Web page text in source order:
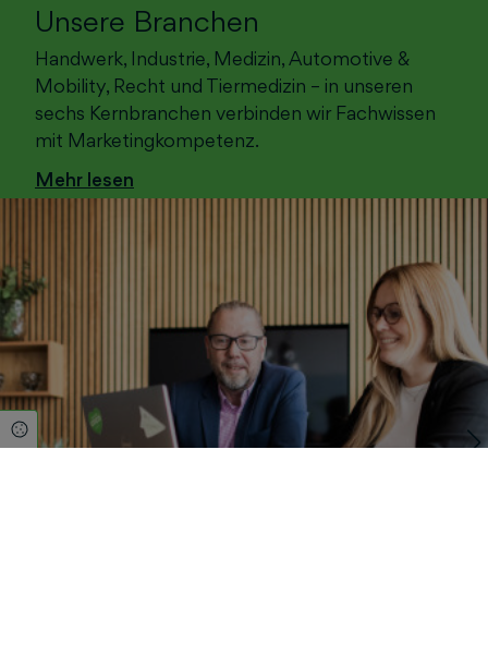
Unsere Branchen
Handwerk, Industrie, Medizin, Automotive &
Mobility, Recht und Tiermedizin – in unseren
sechs Kernbranchen verbinden wir Fachwissen
mit Marketingkompetenz.
Mehr lesen
Cookie Einstellungen